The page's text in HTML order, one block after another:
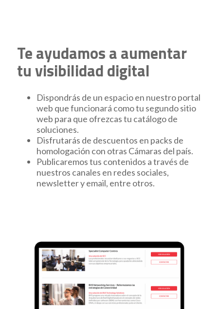
Te ayudamos a aumentar
tu visibilidad digital
Dispondrás de un espacio en nuestro portal
web que funcionará como tu segundo sitio
web para que ofrezcas tu catálogo de
soluciones.
Disfrutarás de descuentos en packs de
homologación con otras Cámaras del país.
Publicaremos tus contenidos a través de
nuestros canales en redes sociales,
newsletter y email, entre otros.